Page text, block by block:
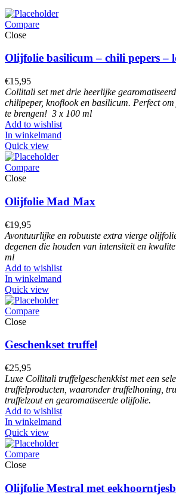
Compare
Close
Olijfolie basilicum – chili pepers –
€15,95
Collitali set met drie heerlijke
chilipeper, knoflook en basilicum. Perfect
te brengen! 3 x 100 ml
Add to wishlist
In winkelmand
Quick view
Compare
Close
Olijfolie Mad Max
€19,95
Avontuurlijke en robuuste extra vierge
degenen die houden van intensiteit en
ml
Add to wishlist
In winkelmand
Quick view
Compare
Close
Geschenkset truffel
€25,95
Luxe Collitali truffelgeschenkkist met een
truffelproducten, waaronder truffelhoning,
truffelzout en gearomatiseerde olijfolie.
Add to wishlist
In winkelmand
Quick view
Compare
Close
Olijfolie Mestral met